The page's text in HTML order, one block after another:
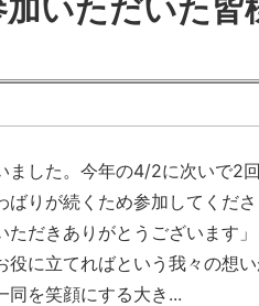
いただいた
ました。今年の4/2に次いで
ばりが続くため参加してく
だきありがとうございます
に立てればという我々の想
同を笑顔にする大き...